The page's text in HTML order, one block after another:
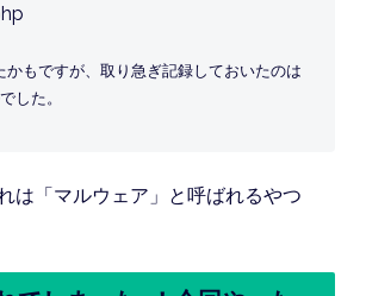
もですが、取り急ぎ記録しておいたのは
した。
は「マルウェア」と呼ばれるやつ